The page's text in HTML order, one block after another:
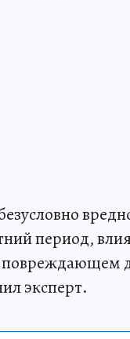
период,
повреждающем
эксперт.